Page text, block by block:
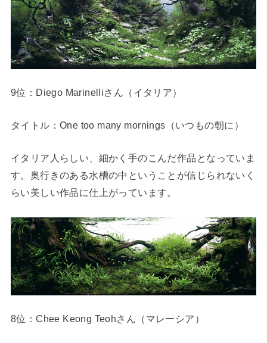
9位：Diego Marinelliさん（イタリア）
タイトル：One too many mornings（いつもの朝に）
イタリア人らしい、細かく手のこんだ作品となっていま
す。奥行きのある水槽の中ということが信じられないく
らい美しい作品に仕上がっています。
8位：Chee Keong Teohさん（マレーシア）